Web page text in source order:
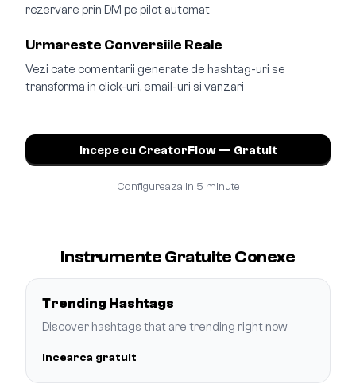
rezervare prin DM pe pilot automat
Urmareste Conversiile Reale
Vezi cate comentarii generate de hashtag-uri se
transforma in click-uri, email-uri si vanzari
Incepe cu CreatorFlow — Gratuit
Configureaza in 5 minute
Instrumente Gratuite Conexe
Trending Hashtags
Discover hashtags that are trending right now
Incearca gratuit